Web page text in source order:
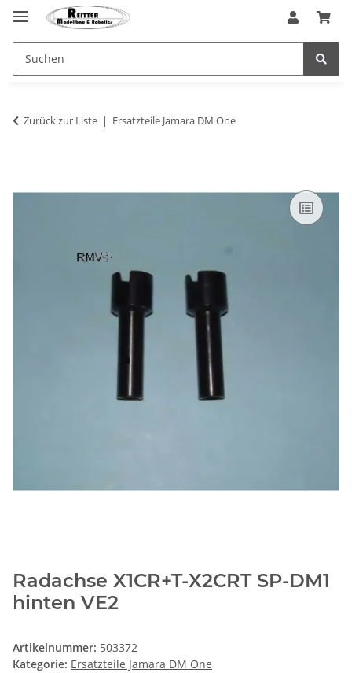
Zurück zur Liste Ersatzteile Jamara DM One
Radachse X1CR+T-X2CRT SP-DM1
hinten VE2
Artikelnummer: 503372
Kategorie: Ersatzteile Jamara DM One